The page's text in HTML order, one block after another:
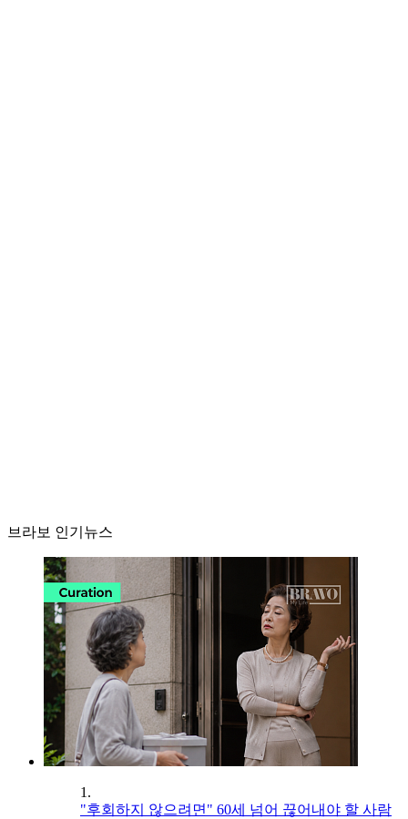
브라보 인기뉴스
1.
"후회하지 않으려면" 60세 넘어 끊어내야 할 사람